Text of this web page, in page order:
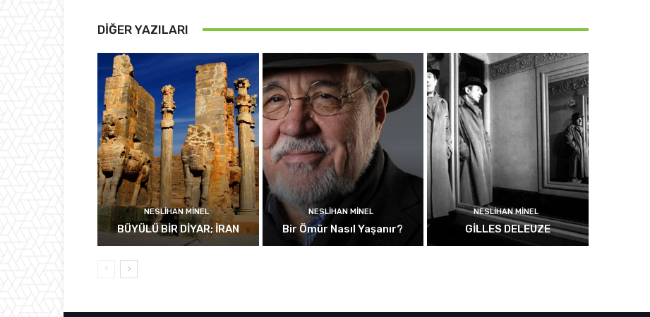
DIĞER YAZILARI
NESLIHAN MINEL
BÜYÜLÜ BİR DİYAR; İRAN
NESLIHAN MINEL
Bir Ömür Nasıl Yaşanır?
NESLIHAN MINEL
GİLLES DELEUZE